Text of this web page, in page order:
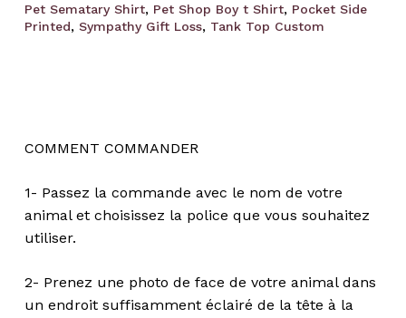
Pet Sematary Shirt, Pet Shop Boy t Shirt, Pocket Side
Printed, Sympathy Gift Loss, Tank Top Custom
COMMENT COMMANDER
1- Passez la commande avec le nom de votre
animal et choisissez la police que vous souhaitez
utiliser.
2- Prenez une photo de face de votre animal dans
un endroit suffisamment éclairé de la tête à la